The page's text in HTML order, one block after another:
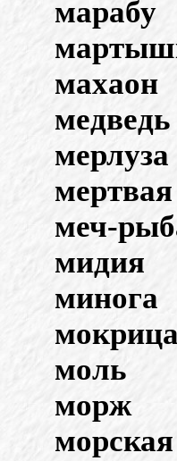
марабу
махаон
медведь
мерлуза
меч-
мидия
минога
мокрица
моль
морж